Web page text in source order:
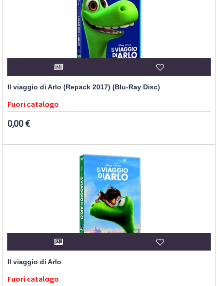
Il viaggio di Arlo (Repack 2017) (Blu-Ray Disc)
Fuori catalogo
0,00 €
Il viaggio di Arlo
Fuori catalogo